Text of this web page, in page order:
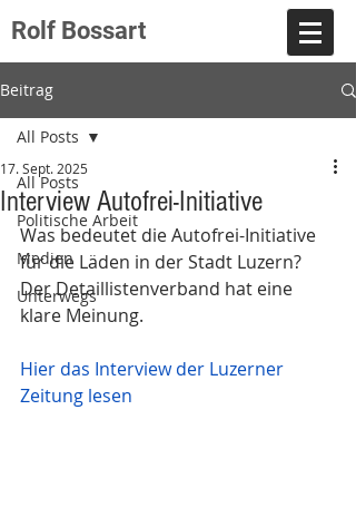
Rolf Bossart
Beitrag
All Posts
Politische Arbeit
Medien
Unterwegs
All Posts
Interview Autofrei-Initiative
17. Sept. 2025
Was bedeutet die Autofrei-Initiative
für die Läden in der Stadt Luzern?
Der Detaillistenverband hat eine
klare Meinung.
Hier das Interview der Luzerner
Zeitung lesen